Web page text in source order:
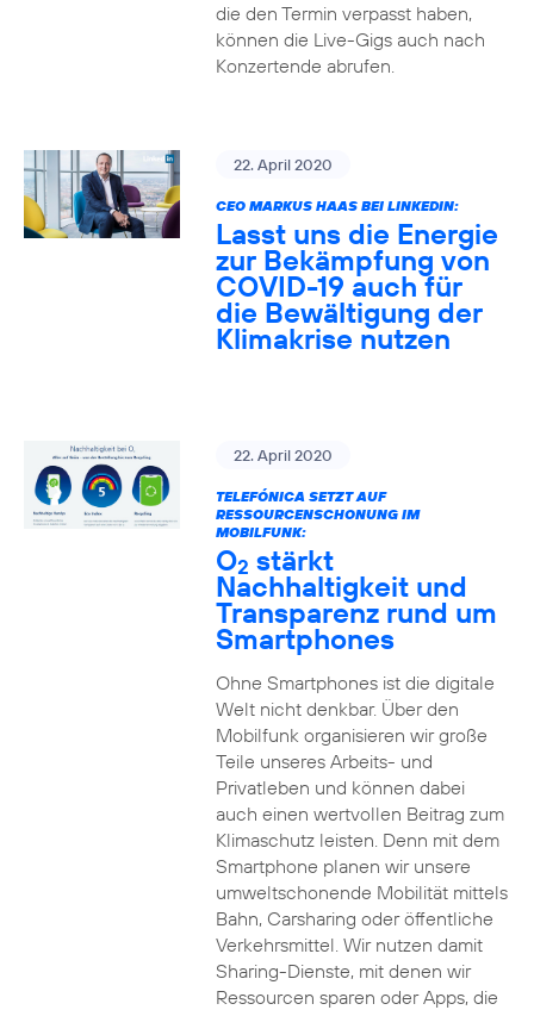
die den Termin verpasst haben,
können die Live-Gigs auch nach
Konzertende abrufen.
22. April 2020
CEO MARKUS HAAS BEI LINKEDIN:
Lasst uns die Energie
zur Bekämpfung von
COVID-19 auch für
die Bewältigung der
Klimakrise nutzen
22. April 2020
TELEFÓNICA SETZT AUF
RESSOURCENSCHONUNG IM
MOBILFUNK:
O2 stärkt
Nachhaltigkeit und
Transparenz rund um
Smartphones
Ohne Smartphones ist die digitale
Welt nicht denkbar. Über den
Mobilfunk organisieren wir große
Teile unseres Arbeits- und
Privatleben und können dabei
auch einen wertvollen Beitrag zum
Klimaschutz leisten. Denn mit dem
Smartphone planen wir unsere
umweltschonende Mobilität mittels
Bahn, Carsharing oder öffentliche
Verkehrsmittel. Wir nutzen damit
Sharing-Dienste, mit denen wir
Ressourcen sparen oder Apps, die